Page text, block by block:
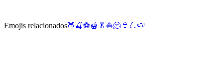
Emojis relacionados🍑 🍒⚽🍯 🥬 ⛵🫠 👙 🛴🍉